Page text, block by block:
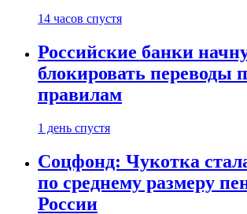
14 часов спустя
Российские банки
блокировать переводы
правилам
1 день спустя
Соцфонд: Чукотка
по среднему размеру
России